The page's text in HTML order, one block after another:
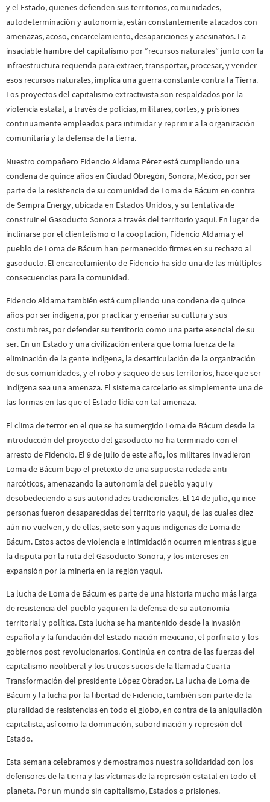
y el Estado, quienes defienden sus territorios, comunidades,
autodeterminación y autonomía, están constantemente atacados con
amenazas, acoso, encarcelamiento, desapariciones y asesinatos. La
insaciable hambre del capitalismo por “recursos naturales” junto con la
infraestructura requerida para extraer, transportar, procesar, y vender
esos recursos naturales, implica una guerra constante contra la Tierra.
Los proyectos del capitalismo extractivista son respaldados por la
violencia estatal, a través de policías, militares, cortes, y prisiones
continuamente empleados para intimidar y reprimir a la organización
comunitaria y la defensa de la tierra.
Nuestro compañero Fidencio Aldama Pérez está cumpliendo una
condena de quince años en Ciudad Obregón, Sonora, México, por ser
parte de la resistencia de su comunidad de Loma de Bácum en contra
de Sempra Energy, ubicada en Estados Unidos, y su tentativa de
construir el Gasoducto Sonora a través del territorio yaqui. En lugar de
inclinarse por el clientelismo o la cooptación, Fidencio Aldama y el
pueblo de Loma de Bácum han permanecido firmes en su rechazo al
gasoducto. El encarcelamiento de Fidencio ha sido una de las múltiples
consecuencias para la comunidad.
Fidencio Aldama también está cumpliendo una condena de quince
años por ser indígena, por practicar y enseñar su cultura y sus
costumbres, por defender su territorio como una parte esencial de su
ser. En un Estado y una civilización entera que toma fuerza de la
eliminación de la gente indígena, la desarticulación de la organización
de sus comunidades, y el robo y saqueo de sus territorios, hace que ser
indígena sea una amenaza. El sistema carcelario es simplemente una de
las formas en las que el Estado lidia con tal amenaza.
El clima de terror en el que se ha sumergido Loma de Bácum desde la
introducción del proyecto del gasoducto no ha terminado con el
arresto de Fidencio. El 9 de julio de este año, los militares invadieron
Loma de Bácum bajo el pretexto de una supuesta redada anti
narcóticos, amenazando la autonomía del pueblo yaqui y
desobedeciendo a sus autoridades tradicionales. El 14 de julio, quince
personas fueron desaparecidas del territorio yaqui, de las cuales diez
aún no vuelven, y de ellas, siete son yaquis indígenas de Loma de
Bácum. Estos actos de violencia e intimidación ocurren mientras sigue
la disputa por la ruta del Gasoducto Sonora, y los intereses en
expansión por la minería en la región yaqui.
La lucha de Loma de Bácum es parte de una historia mucho más larga
de resistencia del pueblo yaqui en la defensa de su autonomía
territorial y política. Esta lucha se ha mantenido desde la invasión
española y la fundación del Estado-nación mexicano, el porfiriato y los
gobiernos post revolucionarios. Continúa en contra de las fuerzas del
capitalismo neoliberal y los trucos sucios de la llamada Cuarta
Transformación del presidente López Obrador. La lucha de Loma de
Bácum y la lucha por la libertad de Fidencio, también son parte de la
pluralidad de resistencias en todo el globo, en contra de la aniquilación
capitalista, así como la dominación, subordinación y represión del
Estado.
Esta semana celebramos y demostramos nuestra solidaridad con los
defensores de la tierra y las víctimas de la represión estatal en todo el
planeta. Por un mundo sin capitalismo, Estados o prisiones.